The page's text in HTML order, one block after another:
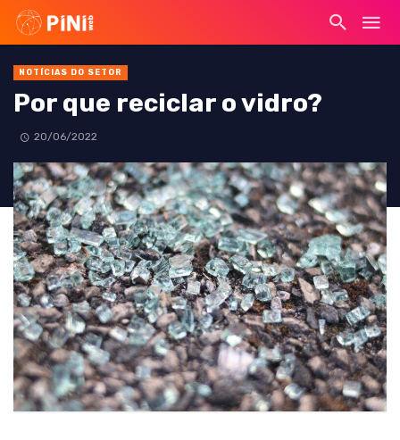
NOTÍCIAS DO SETOR
Por que reciclar o vidro?
20/06/2022